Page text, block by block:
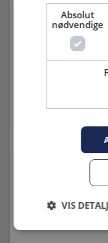
”Vi interesserer os
de laver. Det kunne
ikke mindst drømme.
øjeblikke i deres liv.
flytter hjemmefra,
disse situationer
”Bankerne har ofte
kedelige, hvor man
Sådan vil vi ikke
og det gælder også
Absolut
nødvendige
VIS